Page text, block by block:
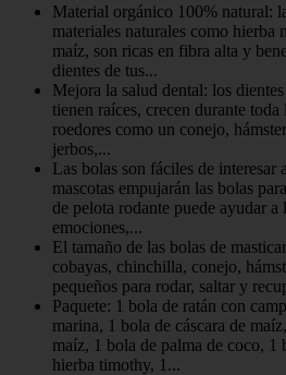
Material orgánico 100% natural:
materiales naturales como hierba
maíz, son ricas en fibra alta y
dientes de tus...
Mejora la salud dental: los
tienen raíces, crecen durante
roedores como un conejo,
jerbos,...
Las bolas son fáciles de interesar
mascotas empujarán las bolas
de pelota rodante puede ayudar a
emociones,...
El tamaño de las bolas de
cobayas, chinchilla, conejo,
pequeños para rodar, saltar y
Paquete: 1 bola de ratán con
marina, 1 bola de cáscara de
maíz, 1 bola de palma de coco, 1
hierba timothy, 1...